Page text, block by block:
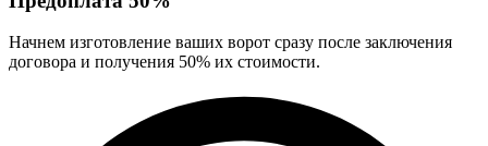
Начнем изготовление ваших ворот сразу после заключения
договора и получения 50% их стоимости.